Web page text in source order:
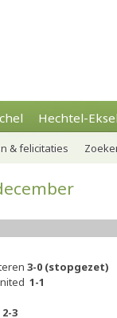
Hechtel-
& felicitaties
3-0 (stopgezet)
1-1
2-3